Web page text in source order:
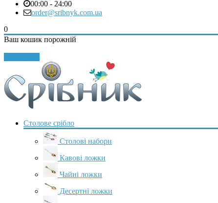
00:00 - 24:00
order@sribnyk.com.ua
0
Ваш кошик порожній
Столове срібло
Столові набори
Кавові ложки
Чайні ложки
Десертні ложки